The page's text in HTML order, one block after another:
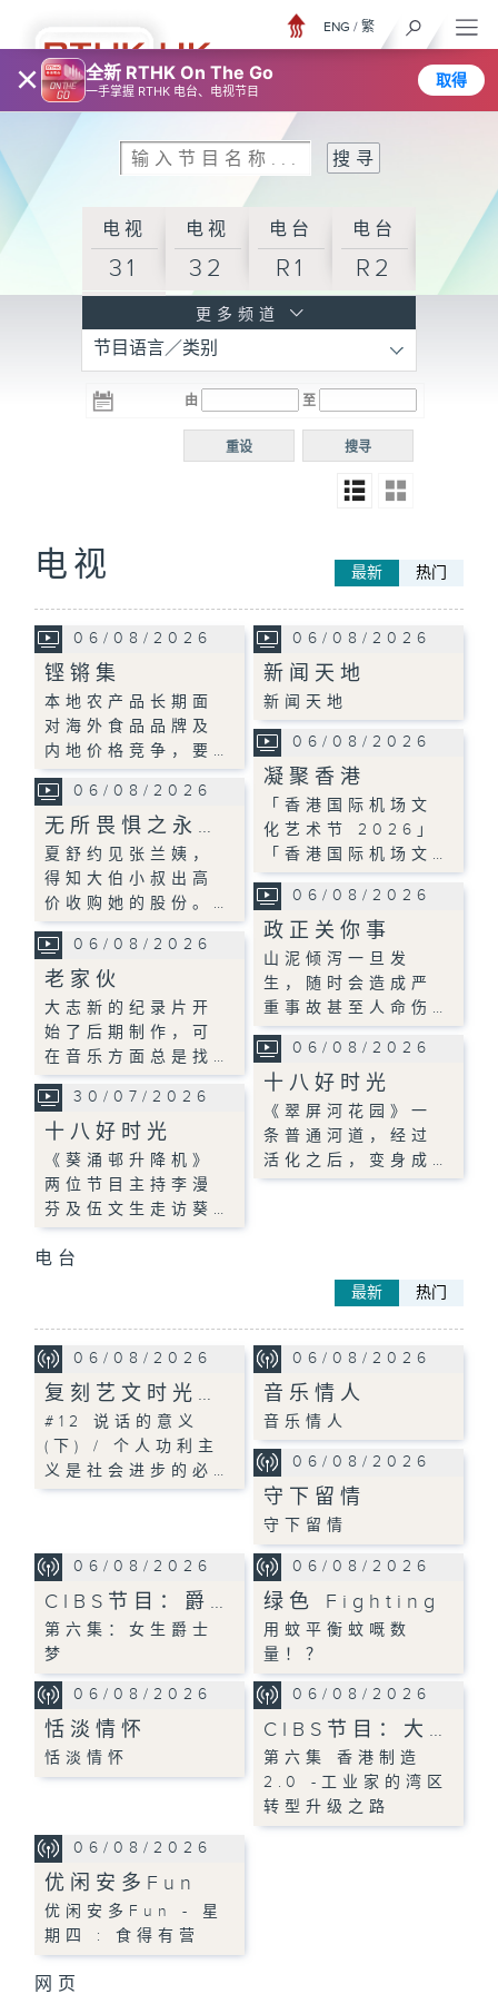
× 全新 RTHK On The Go
一手掌握 RTHK 电台、电视节目
取得
ENG / 繁
电视
31
电视
32
电台
R1
电台
R2
R3
电台 电台
R5
电台
普通
更多频道
节目语言／类别
由 至
搜寻
重设
电视 最新 热门
06/08/2026
铿锵集
本地农产品长期面
对海外食品品牌及
内地价格竞争，要…
06/08/2026
新闻天地
新闻天地
06/08/2026
凝聚香港
「香港国际机场文
化艺术节 2026」
「香港国际机场文…
06/08/2026
无所畏惧之永…
夏舒约见张兰姨，
得知大伯小叔出高
价收购她的股份。…
06/08/2026
政正关你事
山泥倾泻一旦发
生，随时会造成严
重事故甚至人命伤…
06/08/2026
老家伙
大志新的纪录片开
始了后期制作，可
在音乐方面总是找…
06/08/2026
十八好时光
《翠屏河花园》一
条普通河道，经过
活化之后，变身成…
30/07/2026
十八好时光
《葵涌邨升降机》
两位节目主持李漫
芬及伍文生走访葵…
电台
最新 热门
06/08/2026
复刻艺文时光…
#12 说话的意义
(下) / 个人功利主
义是社会进步的必…
06/08/2026
音乐情人
音乐情人
06/08/2026
守下留情
守下留情
06/08/2026
CIBS节目：爵…
第六集：女生爵士
梦
06/08/2026
绿色 Fighting
用蚊平衡蚊嘅数
量！？
06/08/2026
恬淡情怀
恬淡情怀
06/08/2026
CIBS节目：大…
第六集 香港制造
2.0 -工业家的湾区
转型升级之路
06/08/2026
优闲安多Fun
优闲安多Fun - 星
期四 : 食得有营
网页